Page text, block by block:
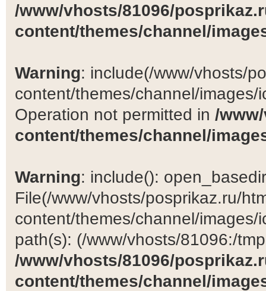
/www/vhosts/81096/
content/themes/channel/
Warning: include(/www/vhosts/
content/themes/channel/
Operation not permitted in /
content/themes/channel/
Warning: include():
File(/www/vhosts/posprikaz.ru/
content/themes/channel/
path(s): (/www/vhosts/81096:/
/www/vhosts/81096/
content/themes/channel/